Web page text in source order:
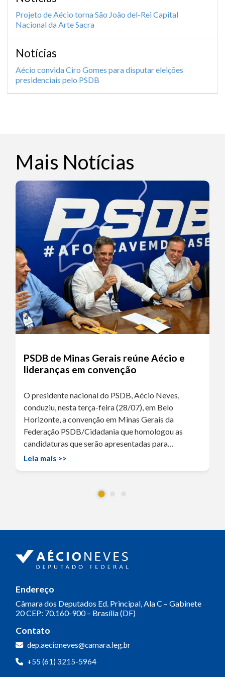
Projeto de Aécio torna São João del-Rei Capital
Nacional da Arte Sacra
Notícias
Aécio convida Ciro Gomes para disputar eleições
presidenciais pelo PSDB
Mais Notícias
PSDB de Minas Gerais reúne Aécio e
lideranças em convenção
O presidente nacional do PSDB, Aécio Neves,
conduziu, nesta terça-feira (28/07), em Belo
Horizonte, a convenção em Minas Gerais da
Federação PSDB/Cidadania que homologou as
candidaturas que serão apresentadas para…
Leia mais >>
Endereço
Câmara dos Deputados Ed. Principal, Ala C – Gabinete
20CEP: 70.160-900 – Brasília (DF)
Contato
dep.aecioneves@camara.leg.br
+55 (61) 3215-5964